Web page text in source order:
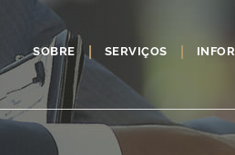
SOBRE SERVIÇOS